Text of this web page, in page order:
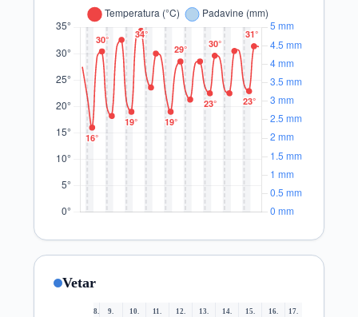
Vetar
8. 9. 10. 11. 12. 13. 14. 15. 16. 17.